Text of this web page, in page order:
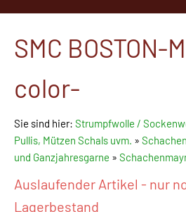
SMC BOSTON-
color-
Sie sind hier: Strumpfwolle /
Pullis, Mützen Schals uvm. »
und Ganzjahresgarne »
Auslaufender Artikel - nur
Lagerbestand